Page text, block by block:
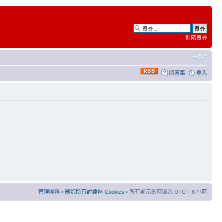
進階搜尋
問答集 登入
管理團隊 • 刪除所有討論區 Cookies • 所有顯示的時間為 UTC + 8 小時